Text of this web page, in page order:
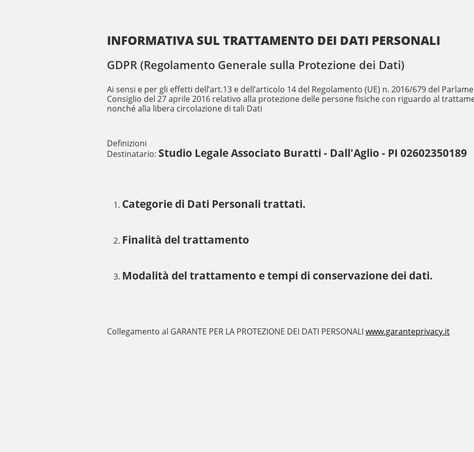
INFORMATIVA SUL TRATTAMENTO DEI DATI PERSONALI
GDPR (Regolamento Generale sulla Protezione dei Dati)
Ai sensi e per gli effetti dell’art.13 e dell’articolo 14 del Regolamento (UE) n. 2016/679 del
Consiglio del 27 aprile 2016 relativo alla protezione delle persone fisiche con riguardo al
nonché alla libera circolazione di tali Dati
Definizioni
Destinatario: Studio Legale Associato Buratti - Dall'Aglio - PI 02602350189
Categorie di Dati Personali trattati.
Finalità del trattamento
Modalità del trattamento e tempi di conservazione dei dati.
Collegamento al GARANTE PER LA PROTEZIONE DEI DATI PERSONALI www.garanteprivacy.it